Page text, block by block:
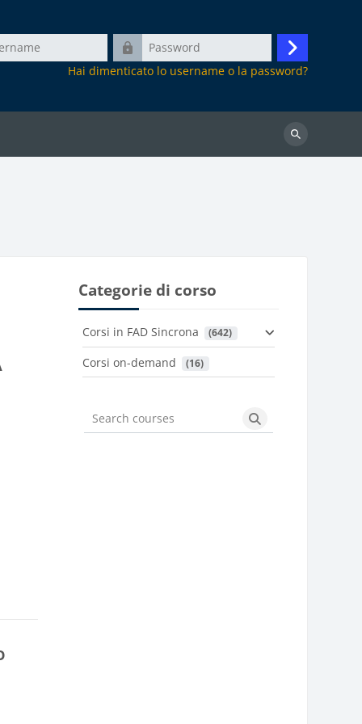
Password
Login
Hai dimenticato lo username o la password?
Ricerca
Categorie di corso
Corsi in FAD Sincrona (642)
Corsi on-demand (16)
Search courses Search courses